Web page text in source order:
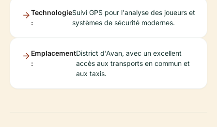
Technologie
:
Suivi GPS pour l'analyse des joueurs et
systèmes de sécurité modernes.
Emplacement
:
District d'Avan, avec un excellent
accès aux transports en commun et
aux taxis.